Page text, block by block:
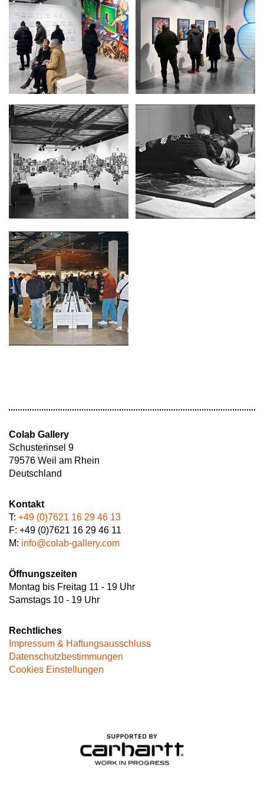
Colab Gallery
Schusterinsel 9
79576 Weil am Rhein
Deutschland
Kontakt
T: +49 (0)7621 16 29 46 13
F: +49 (0)7621 16 29 46 11
M: info@colab-gallery.com
Öffnungszeiten
Montag bis Freitag 11 - 19 Uhr
Samstags 10 - 19 Uhr
Rechtliches
Impressum & Haftungsausschluss
Datenschutzbestimmungen
Cookies Einstellungen